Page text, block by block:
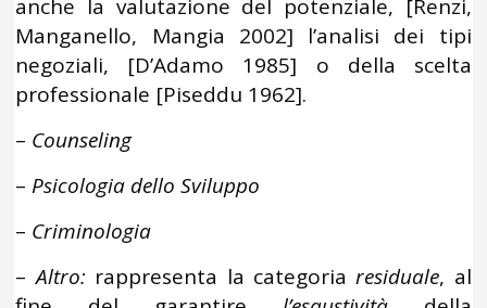
anche la valutazione del potenziale, [Renzi,
Manganello, Mangia 2002] l’analisi dei tipi
negoziali, [D’Adamo 1985] o della scelta
professionale [Piseddu 1962].
– Counseling
– Psicologia dello Sviluppo
– Criminologia
–Altro: rappresenta la categoriaresiduale, al